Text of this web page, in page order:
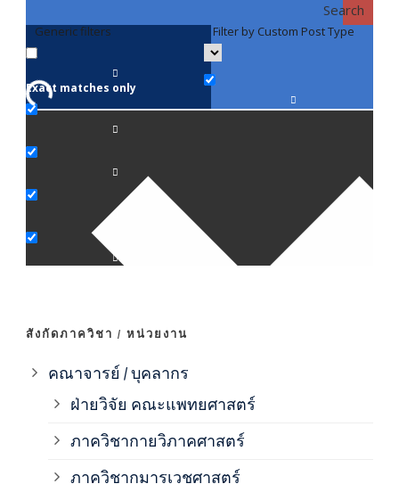
Search
Generic filters
Exact matches only
Filter by Custom Post Type
สังกัดภาควิชา / หน่วยงาน
คณาจารย์ / บุคลากร
ฝ่ายวิจัย คณะแพทยศาสตร์
ภาควิชากายวิภาคศาสตร์
ภาควิชากุมารเวชศาสตร์